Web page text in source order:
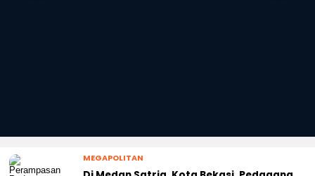
MEGAPOLITAN